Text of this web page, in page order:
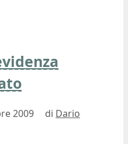
2009 di Dario